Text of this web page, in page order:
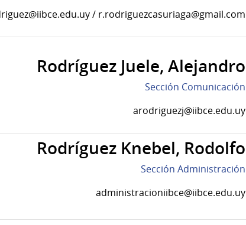
/ r.rodriguezcasuriaga@gmail.com
Rodríguez Juele, Alejandro
Sección Comunicación
arodriguezj@iibce.edu.uy
Rodríguez Knebel, Rodolfo
Sección Administración
administracioniibce@iibce.edu.uy